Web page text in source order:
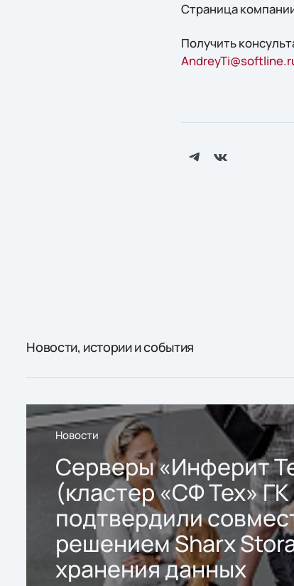
Страница
Получить
Новости, истории и события
Новости
Серверы «Инферит
(кластер «СФ Тех»
подтвердили
решением Sharx
хранения данных